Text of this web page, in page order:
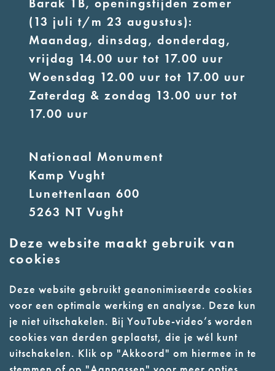
Deze website maakt gebruik van
cookies
Deze website gebruikt geanonimiseerde cookies
voor een optimale werking en analyse. Deze kun
je niet uitschakelen. Bij YouTube-video’s worden
cookies van derden geplaatst, die je wél kunt
uitschakelen. Klik op "Akkoord" om hiermee in te
Barak 1B, openingstijden zomer
(13 juli t/m 23 augustus):
Maandag, dinsdag, donderdag,
vrijdag 14.00 uur tot 17.00 uur
Woensdag 12.00 uur tot 17.00 uur
Zaterdag & zondag 13.00 uur tot
17.00 uur
Nationaal Monument
Kamp Vught
Lunettenlaan 600
5263 NT Vught
E:info@nmkampvught.nl
- Parkeer in de vakken of in de
parkeergarage (begane grond)
- Alleen geleidehonden